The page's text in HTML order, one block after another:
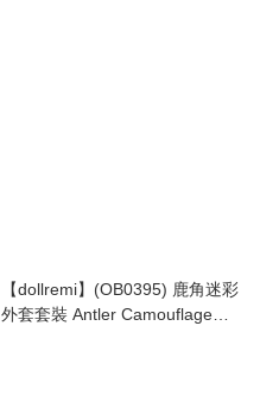
【dollremi】(OB0395) 鹿角迷彩
外套套裝 Antler Camouflage